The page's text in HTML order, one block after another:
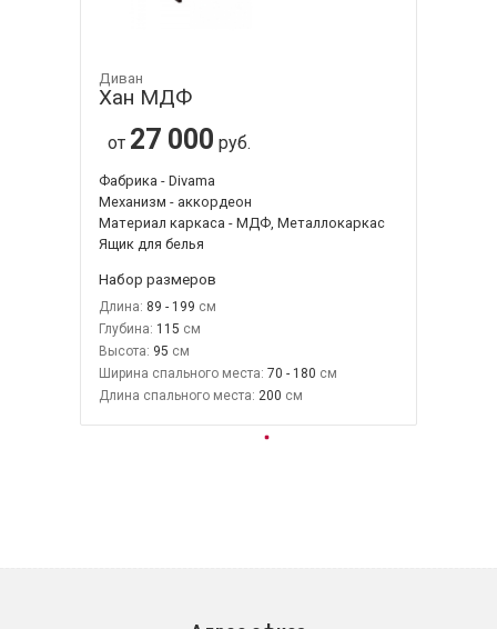
Диван
Хан МДФ
от 27 000 руб.
Фабрика - Divama
Механизм - аккордеон
Материал каркаса - МДФ, Металлокаркас
Ящик для белья
Набор размеров
Длина: 89 - 199
Глубина: 115
Высота: 95
Ширина спального места: 70 - 180
Длина спального места: 200